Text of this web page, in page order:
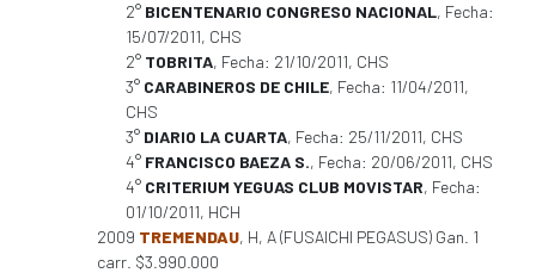
2° BICENTENARIO CONGRESO NACIONAL, Fecha:
15/07/2011, CHS
2° TOBRITA, Fecha: 21/10/2011, CHS
3° CARABINEROS DE CHILE, Fecha: 11/04/2011,
CHS
3° DIARIO LA CUARTA, Fecha: 25/11/2011, CHS
4° FRANCISCO BAEZA S., Fecha: 20/06/2011, CHS
4° CRITERIUM YEGUAS CLUB MOVISTAR, Fecha:
01/10/2011, HCH
2009 TREMENDAU, H, A (FUSAICHI PEGASUS) Gan. 1
carr. $3.990.000